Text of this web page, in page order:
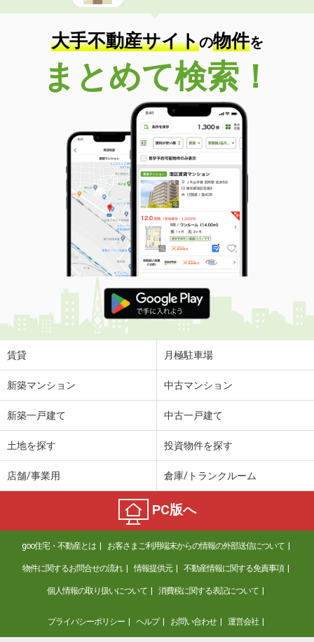
大手不動産サイトの物件を
まとめて検索！
賃貸 月極駐車場
新築マンション 中古マンション
新築一戸建て 中古一戸建て
土地を探す 投資物件を探す
店舗/事業用 倉庫/トランクルーム
PC版へ
goo住宅・不動産とは お客さまご利用端末からの情報の外部送信について
物件に関するお問合せの流れ 情報提供元 不動産情報に関する免責事項
個人情報の取り扱いについて 消費税に関する表記について
プライバシーポリシー ヘルプ お問い合わせ 運営会社